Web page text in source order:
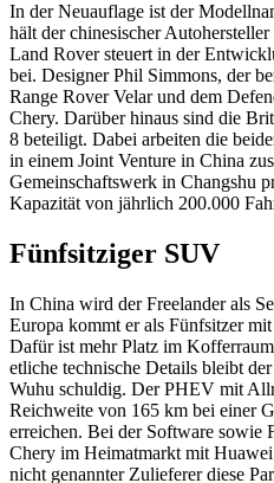
In der Neuauflage ist der
hält der chinesischer
Land Rover steuert in der
bei. Designer Phil Simmons, der
Range Rover Velar und dem
Chery. Darüber hinaus sind die
8 beteiligt. Dabei arbeiten die
in einem Joint Venture in China
Gemeinschaftswerk in Changshu
Kapazität von jährlich 200.000
Fünfsitziger SUV
In China wird der Freelander als
Europa kommt er als Fünfsitzer
Dafür ist mehr Platz im
etliche technische Details bleibt
Wuhu schuldig. Der PHEV mit
Reichweite von 165 km bei einer
erreichen. Bei der Software sowie
Chery im Heimatmarkt mit
nicht genannter Zulieferer diese